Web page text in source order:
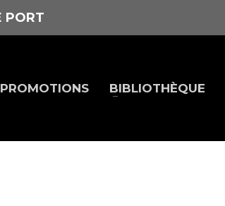
PORT
BIBLIOTHÈQUE